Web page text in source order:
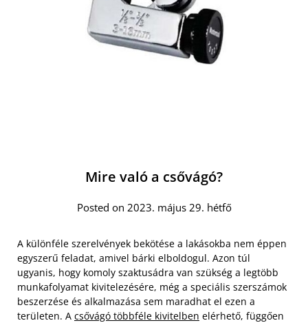
Mire való a csővágó?
Posted on 2023. május 29. hétfő
A különféle szerelvények bekötése a lakásokba nem éppen
egyszerű feladat, amivel bárki elboldogul. Azon túl
ugyanis, hogy komoly szaktusádra van szükség a legtöbb
munkafolyamat kivitelezésére, még a speciális szerszámok
beszerzése és alkalmazása sem maradhat el ezen a
területen. A csővágó többféle kivitelben elérhető, függően